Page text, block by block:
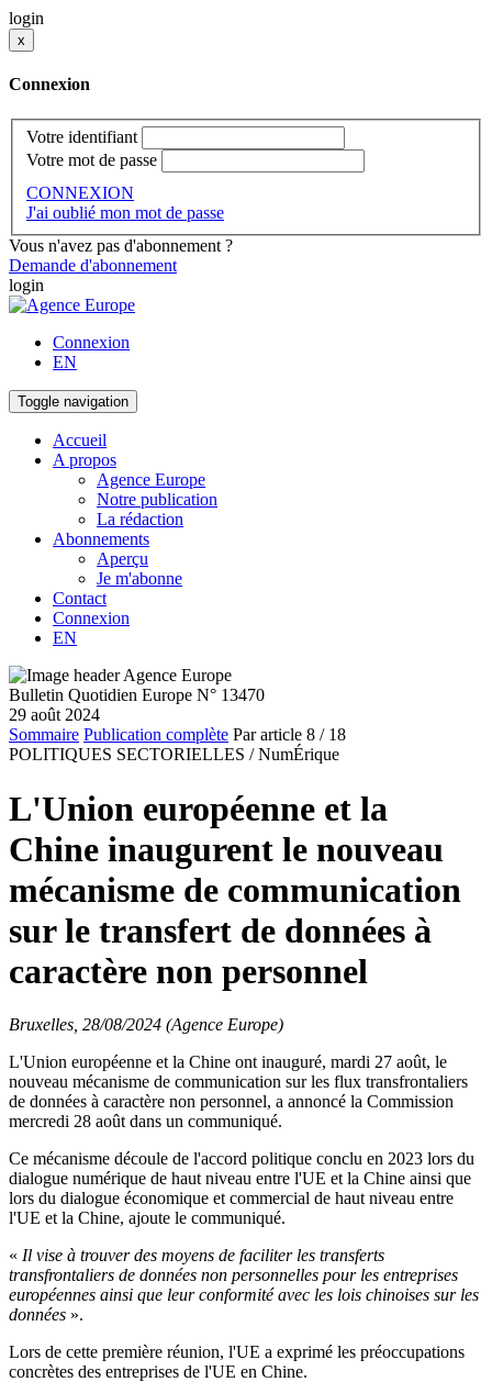
login
x
Connexion
Votre identifiant
Votre mot de passe
CONNEXION
J'ai oublié mon mot de passe
Vous n'avez pas d'abonnement ?
Demande d'abonnement
login
Connexion
EN
Toggle navigation
Accueil
A propos
Agence Europe
Notre publication
La rédaction
Abonnements
Aperçu
Je m'abonne
Contact
Connexion
EN
Bulletin Quotidien Europe N° 13470
29 août 2024
Sommaire Publication complète Par article 8 / 18
POLITIQUES SECTORIELLES / NumÉrique
L'Union européenne et la
Chine inaugurent le nouveau
mécanisme de communication
sur le transfert de données à
caractère non personnel
Bruxelles, 28/08/2024 (Agence Europe)
L'Union européenne et la Chine ont inauguré, mardi 27 août, le
nouveau mécanisme de communication sur les flux transfrontaliers
de données à caractère non personnel, a annoncé la Commission
mercredi 28 août dans un communiqué.
Ce mécanisme découle de l'accord politique conclu en 2023 lors du
dialogue numérique de haut niveau entre l'UE et la Chine ainsi que
lors du dialogue économique et commercial de haut niveau entre
l'UE et la Chine, ajoute le communiqué.
« Il vise à trouver des moyens de faciliter les transferts
transfrontaliers de données non personnelles pour les entreprises
européennes ainsi que leur conformité avec les lois chinoises sur les
données ».
Lors de cette première réunion, l'UE a exprimé les préoccupations
concrètes des entreprises de l'UE en Chine.